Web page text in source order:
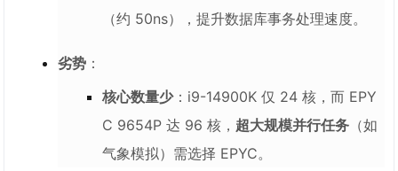
（约 50ns），提升数据库事务处理速度。
劣势 ：
核心数量少：i9-14900K 仅 24 核，而 EPY
C 9654P 达 96 核， 超大规模并行任务 （如
气象模拟）需选择 EPYC。